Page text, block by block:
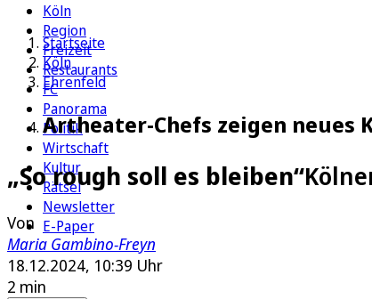
Köln
Region
Freizeit
Restaurants
FC
Panorama
Politik
Wirtschaft
Kultur
Rätsel
Newsletter
E-Paper
Startseite
Köln
Ehrenfeld
Artheater-Chefs zeigen
„So rough soll es bleiben“
Von
Maria Gambino-Freyn
18.12.2024, 10:39 Uhr
2 min